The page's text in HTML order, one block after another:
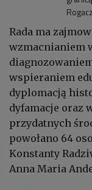
Rada ma
wzmacnianiem
wspieraniem
dyplomacją
dyfamacje oraz
przydatnych
powołano 64
Konstanty
Anna Maria